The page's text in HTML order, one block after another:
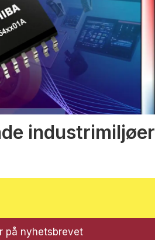
industrimiljøer